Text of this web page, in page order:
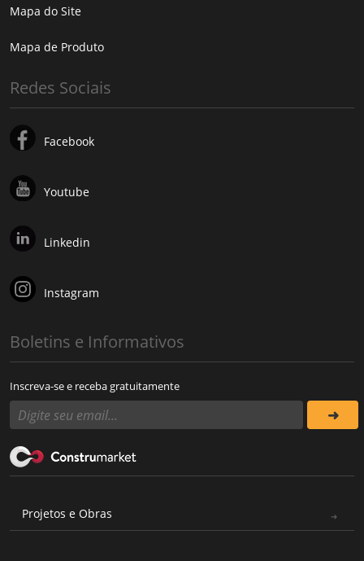
Mapa do Site
Mapa de Produto
Redes Sociais
Facebook
Youtube
Linkedin
Instagram
Boletins e Informativos
Inscreva-se e receba gratuitamente
Projetos e Obras